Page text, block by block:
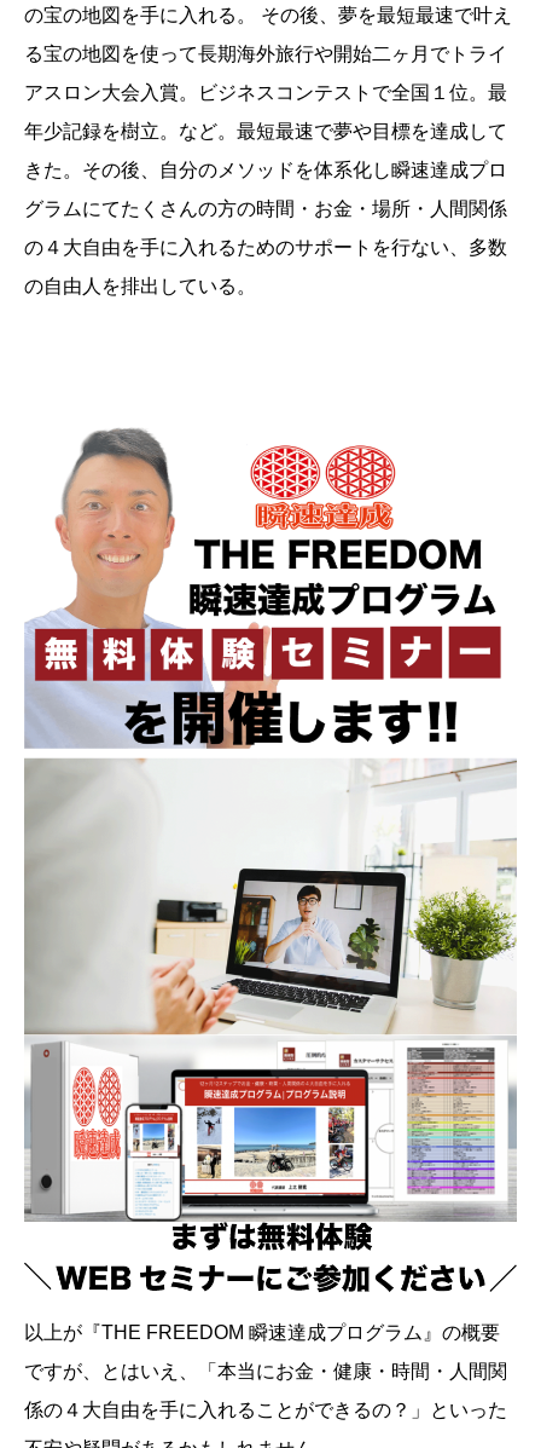
の宝の地図を手に入れる。 その後、夢を最短最速で叶え
る宝の地図を使って長期海外旅行や開始二ヶ月でトライ
アスロン大会入賞。ビジネスコンテストで全国１位。最
年少記録を樹立。など。最短最速で夢や目標を達成して
きた。その後、自分のメソッドを体系化し瞬速達成プロ
グラムにてたくさんの方の時間・お金・場所・人間関係
の４大自由を手に入れるためのサポートを行ない、多数
の自由人を排出している。
以上が『THE FREEDOM 瞬速達成プログラム』の概要
ですが、とはいえ、「本当にお金・健康・時間・人間関
係の４大自由を手に入れることができるの？」といった